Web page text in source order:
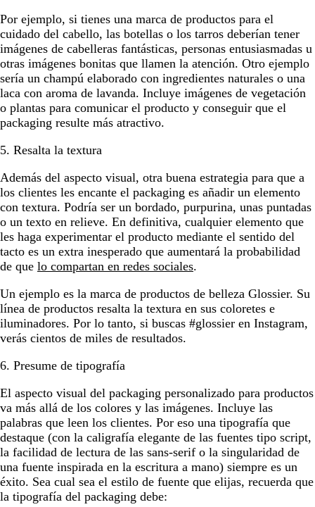
Por ejemplo, si tienes una marca de productos para el
cuidado del cabello, las botellas o los tarros deberían tener
imágenes de cabelleras fantásticas, personas entusiasmadas u
otras imágenes bonitas que llamen la atención. Otro ejemplo
sería un champú elaborado con ingredientes naturales o una
laca con aroma de lavanda. Incluye imágenes de vegetación
o plantas para comunicar el producto y conseguir que el
packaging resulte más atractivo.
5. Resalta la textura
Además del aspecto visual, otra buena estrategia para que a
los clientes les encante el packaging es añadir un elemento
con textura. Podría ser un bordado, purpurina, unas puntadas
o un texto en relieve. En definitiva, cualquier elemento que
les haga experimentar el producto mediante el sentido del
tacto es un extra inesperado que aumentará la probabilidad
de que lo compartan en redes sociales.
Un ejemplo es la marca de productos de belleza Glossier. Su
línea de productos resalta la textura en sus coloretes e
iluminadores. Por lo tanto, si buscas #glossier en Instagram,
verás cientos de miles de resultados.
6. Presume de tipografía
El aspecto visual del packaging personalizado para productos
va más allá de los colores y las imágenes. Incluye las
palabras que leen los clientes. Por eso una tipografía que
destaque (con la caligrafía elegante de las fuentes tipo script,
la facilidad de lectura de las sans-serif o la singularidad de
una fuente inspirada en la escritura a mano) siempre es un
éxito. Sea cual sea el estilo de fuente que elijas, recuerda que
la tipografía del packaging debe: